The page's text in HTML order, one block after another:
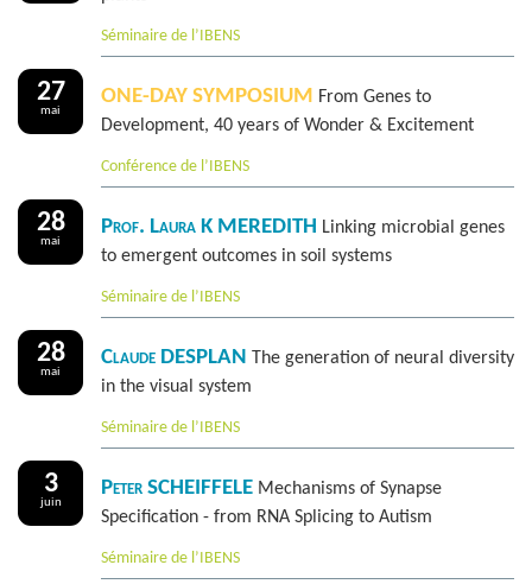
Séminaire de l’IBENS
27
mai
ONE-DAY SYMPOSIUM From Genes to
Development, 40 years of Wonder & Excitement
Conférence de l’IBENS
28
mai
Prof. Laura K MEREDITH Linking microbial genes
to emergent outcomes in soil systems
Séminaire de l’IBENS
28
mai
Claude DESPLAN The generation of neural diversity
in the visual system
Séminaire de l’IBENS
3
juin
Peter SCHEIFFELE Mechanisms of Synapse
Specification - from RNA Splicing to Autism
Séminaire de l’IBENS